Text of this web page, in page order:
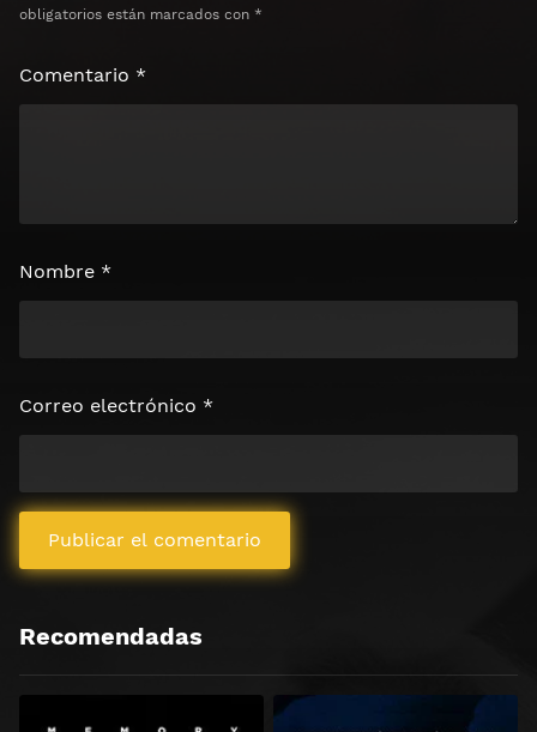
obligatorios están marcados con *
Comentario *
Nombre *
Correo electrónico *
Recomendadas